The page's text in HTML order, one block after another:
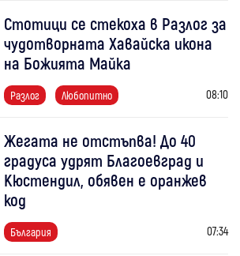
Стотици се стекоха в Разлог за
чудотворната Хавайска икона
на Божията Майка
Разлог Любопитно 08:10
Жегата не отстъпва! До 40
градуса удрят Благоевград и
Кюстендил, обявен е оранжев
код
България 07:34